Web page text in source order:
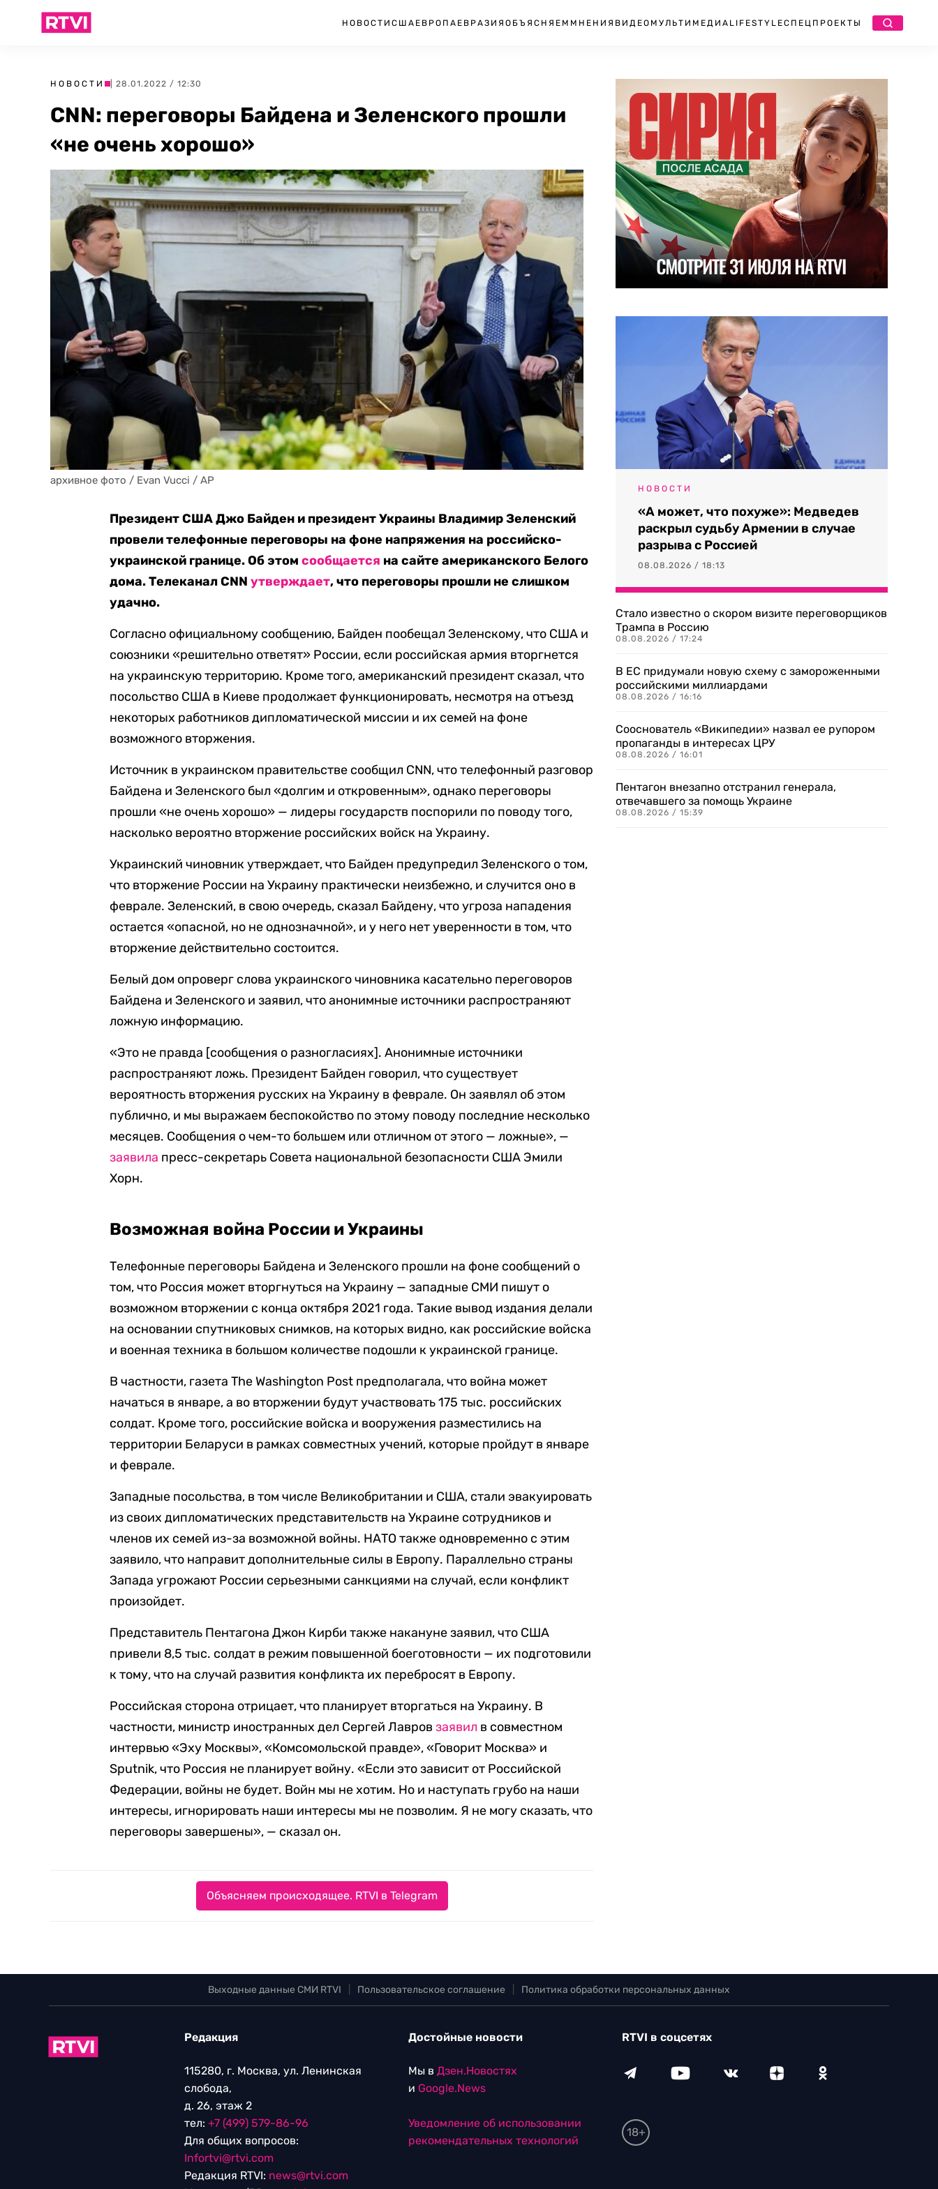
НОВОСТИ США ЕВРОПА ЕВРАЗИЯ ОБЪЯСНЯЕМ МНЕНИЯ ВИДЕО МУЛЬТИМЕДИА LIFESTYLEСПЕЦПРОЕКТЫ
НОВОСТИ | 28.01.2022 / 12:30
CNN: переговоры Байдена и Зеленского прошли
«не очень хорошо»
архивное фото / Evan Vucci / AP
Президент США Джо Байден и президент Украины Владимир Зеленский
провели телефонные переговоры на фоне напряжения на российско-
украинской границе. Об этомсообщается на сайте американского Белого
дома. Телеканал CNNутверждает, что переговоры прошли не слишком
удачно.
Согласно официальному сообщению, Байден пообещал Зеленскому, что США и
союзники «решительно ответят» России, если российская армия вторгнется
на украинскую территорию. Кроме того, американский президент сказал, что
посольство США в Киеве продолжает функционировать, несмотря на отъезд
некоторых работников дипломатической миссии и их семей на фоне
возможного вторжения.
Источник в украинском правительстве сообщил CNN, что телефонный разговор
Байдена и Зеленского был «долгим и откровенным», однако переговоры
прошли «не очень хорошо» — лидеры государств поспорили по поводу того,
насколько вероятно вторжение российских войск на Украину.
Украинский чиновник утверждает, что Байден предупредил Зеленского о том,
что вторжение России на Украину практически неизбежно, и случится оно в
феврале. Зеленский, в свою очередь, сказал Байдену, что угроза нападения
остается «опасной, но не однозначной», и у него нет уверенности в том, что
вторжение действительно состоится.
Белый дом опроверг слова украинского чиновника касательно переговоров
Байдена и Зеленского и заявил, что анонимные источники распространяют
ложную информацию.
«Это не правда [сообщения о разногласиях]. Анонимные источники
распространяют ложь. Президент Байден говорил, что существует
вероятность вторжения русских на Украину в феврале. Он заявлял об этом
публично, и мы выражаем беспокойство по этому поводу последние несколько
месяцев. Сообщения о чем-то большем или отличном от этого — ложные», —
заявила пресс-секретарь Совета национальной безопасности США Эмили
Хорн.
Возможная война России и Украины
Телефонные переговоры Байдена и Зеленского прошли на фоне сообщений о
том, что Россия может вторгнуться на Украину — западные СМИ пишут о
возможном вторжении с конца октября 2021 года. Такие вывод издания делали
на основании спутниковых снимков, на которых видно, как российские войска
и военная техника в большом количестве подошли к украинской границе.
В частности, газета The Washington Post предполагала, что война может
начаться в январе, а во вторжении будут участвовать 175 тыс. российских
солдат. Кроме того, российские войска и вооружения разместились на
территории Беларуси в рамках совместных учений, которые пройдут в январе
и феврале.
Западные посольства, в том числе Великобритании и США, стали эвакуировать
из своих дипломатических представительств на Украине сотрудников и
членов их семей из-за возможной войны. НАТО также одновременно с этим
заявило, что направит дополнительные силы в Европу. Параллельно страны
Запада угрожают России серьезными санкциями на случай, если конфликт
произойдет.
Представитель Пентагона Джон Кирби также накануне заявил, что США
привели 8,5 тыс. солдат в режим повышенной боеготовности — их подготовили
к тому, что на случай развития конфликта их перебросят в Европу.
Российская сторона отрицает, что планирует вторгаться на Украину. В
частности, министр иностранных дел Сергей Лавровзаявил в совместном
интервью «Эху Москвы», «Комсомольской правде», «Говорит Москва» и
Sputnik, что Россия не планирует войну. «Если это зависит от Российской
Федерации, войны не будет. Войн мы не хотим. Но и наступать грубо на наши
интересы, игнорировать наши интересы мы не позволим. Я не могу сказать, что
переговоры завершены», — сказал он.
Объясняем происходящее. RTVI в Telegram
НОВОСТИ
«А может, что похуже»: Медведев
раскрыл судьбу Армении в случае
разрыва с Россией
08.08.2026 / 18:13
Стало известно о скором визите переговорщиков
Трампа в Россию
08.08.2026 / 17:24
В ЕС придумали новую схему с замороженными
российскими миллиардами
08.08.2026 / 16:16
Сооснователь «Википедии» назвал ее рупором
пропаганды в интересах ЦРУ
08.08.2026 / 16:01
Пентагон внезапно отстранил генерала,
отвечавшего за помощь Украине
08.08.2026 / 15:39
Выходные данные СМИ RTVI Пользовательское соглашение Политика обработки персональных данных
Редакция
115280, г. Москва, ул. Ленинская
слобода,
д. 26, этаж 2
тел: +7 (499) 579-86-96
Для общих вопросов:
Infortvi@rtvi.com
Редакция RTVI: news@rtvi.com
Достойные новости
Мы в Дзен.Новостях
и Google.News
Уведомление об использовании
рекомендательных технологий
RTVI в соцсетях
18+